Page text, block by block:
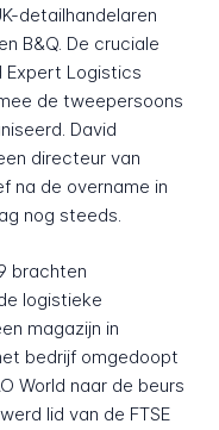
detailhandelaren
B&Q. De cruciale
Expert Logistics
de tweepersoons
David
directeur van
na de overname in
nog steeds.
brachten
logistieke
magazijn in
bedrijf omgedoopt
World naar de beurs
lid van de FTSE